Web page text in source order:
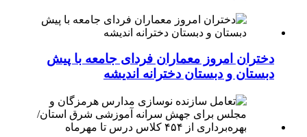
دختران امروز معماران فردای جامعه با پیش
دبستان و دبستان دخترانه اندیشه